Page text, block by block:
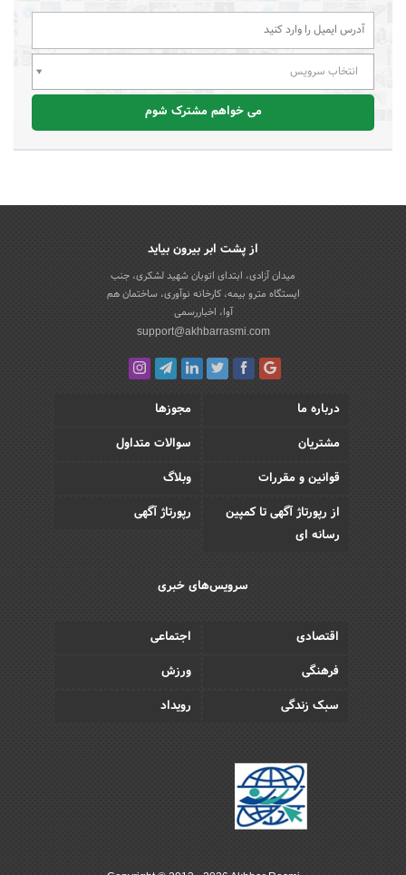
انتخاب سرویس
می خواهم مشترک شوم
از پشت ابر بیرون بیاید
میدان آزادی، ابتدای اتوبان شهید لشکری، جنب
ایستگاه مترو بیمه، کارخانه نوآوری، ساختمان هم
آوا، اخباررسمی
support@akhbarrasmi.com
درباره ما
مجوزها
مشتریان
سوالات متداول
قوانین و مقررات
وبلاگ
از رپورتاژ آگهی تا کمپین
رسانه ای
رپورتاژ آگهی
سرویس‌های خبری
اقتصادی
اجتماعی
فرهنگی
ورزش
سبک زندگی
رویداد